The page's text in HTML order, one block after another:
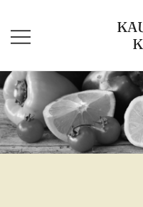
Inhalt
springen